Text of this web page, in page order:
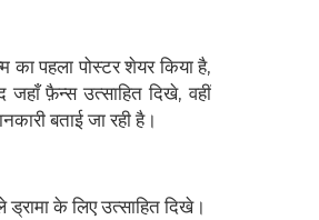
पहला पोस्टर शेयर किया है,
जहाँ फ़ैन्स उत्साहित दिखे, वहीं
बताई जा रही है।
के लिए उत्साहित दिखे।